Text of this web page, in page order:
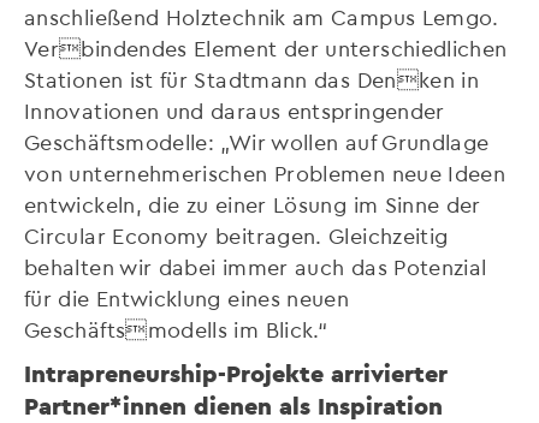
anschließend Holztechnik am Campus Lemgo.
Verbindendes Element der unterschiedlichen
Stationen ist für Stadtmann das Denken in
Innovationen und daraus entspringender
Geschäftsmodelle: „Wir wollen auf Grundlage
von unternehmerischen Problemen neue Ideen
entwickeln, die zu einer Lösung im Sinne der
Circular Economy beitragen. Gleichzeitig
behalten wir dabei immer auch das Potenzial
für die Entwicklung eines neuen
Geschäftsmodells im Blick.“
Intrapreneurship-Projekte arrivierter
Partner*innen dienen als Inspiration